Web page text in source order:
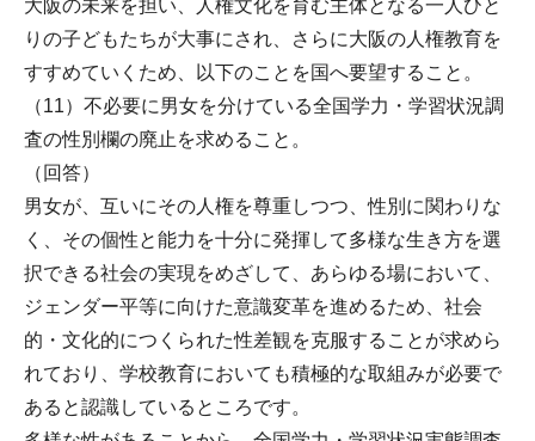
大阪の未来を担い、人権文化を育む主体となる一人ひと
りの子どもたちが大事にされ、さらに大阪の人権教育を
すすめていくため、以下のことを国へ要望すること。
（11）不必要に男女を分けている全国学力・学習状況調
査の性別欄の廃止を求めること。
（回答）
男女が、互いにその人権を尊重しつつ、性別に関わりな
く、その個性と能力を十分に発揮して多様な生き方を選
択できる社会の実現をめざして、あらゆる場において、
ジェンダー平等に向けた意識変革を進めるため、社会
的・文化的につくられた性差観を克服することが求めら
れており、学校教育においても積極的な取組みが必要で
あると認識しているところです。